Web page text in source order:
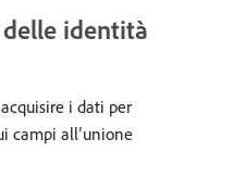
delle identità
i dati per
campi all’unione